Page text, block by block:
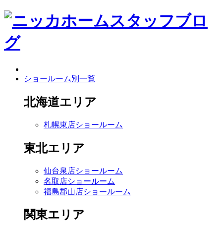
ショールーム別一覧
北海道エリア
札幌東店ショールーム
東北エリア
仙台泉店ショールーム
名取店ショールーム
福島郡山店ショールーム
関東エリア